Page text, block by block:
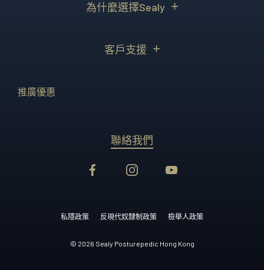
為什麼選擇Sealy
客戶支援
推廣優惠
聯絡我們
私隱政策 反現代奴隸制政策 檢舉人政策
© 2026 Sealy Posturepedic Hong Kong